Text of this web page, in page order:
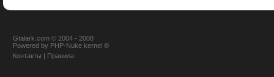
Gtalark.com © 2004 - 2008
Powered by PHP-Nuke kernel ©
Контакты | Правила